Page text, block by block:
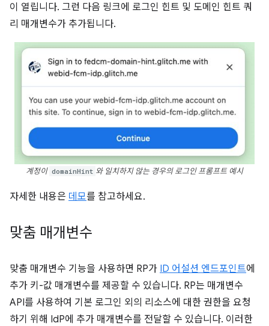
이 열립니다. 그런 다음 링크에 로그인 힌트 및 도메인 힌트 쿼
리 매개변수가 추가됩니다.
계정이 domainHint 와 일치하지 않는 경우의 로그인 프롬프트 예시
자세한 내용은 데모를 참고하세요.
맞춤 매개변수
맞춤 매개변수 기능을 사용하면 RP가 ID 어설션 엔드포인트에
추가 키-값 매개변수를 제공할 수 있습니다. RP는 매개변수
API를 사용하여 기본 로그인 외의 리소스에 대한 권한을 요청
하기 위해 IdP에 추가 매개변수를 전달할 수 있습니다. 이러한